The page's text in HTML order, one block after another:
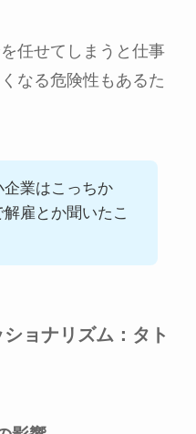
任せてしまうと仕事
なる危険性もあるた
業はこっちか
雇とか聞いたこ
ョナリズム：タト